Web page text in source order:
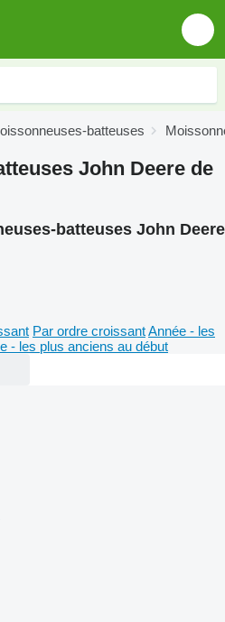
batteuses
John Deere de
batteuses John Deere
Par ordre croissantAnnée - les
- les plus anciens au début